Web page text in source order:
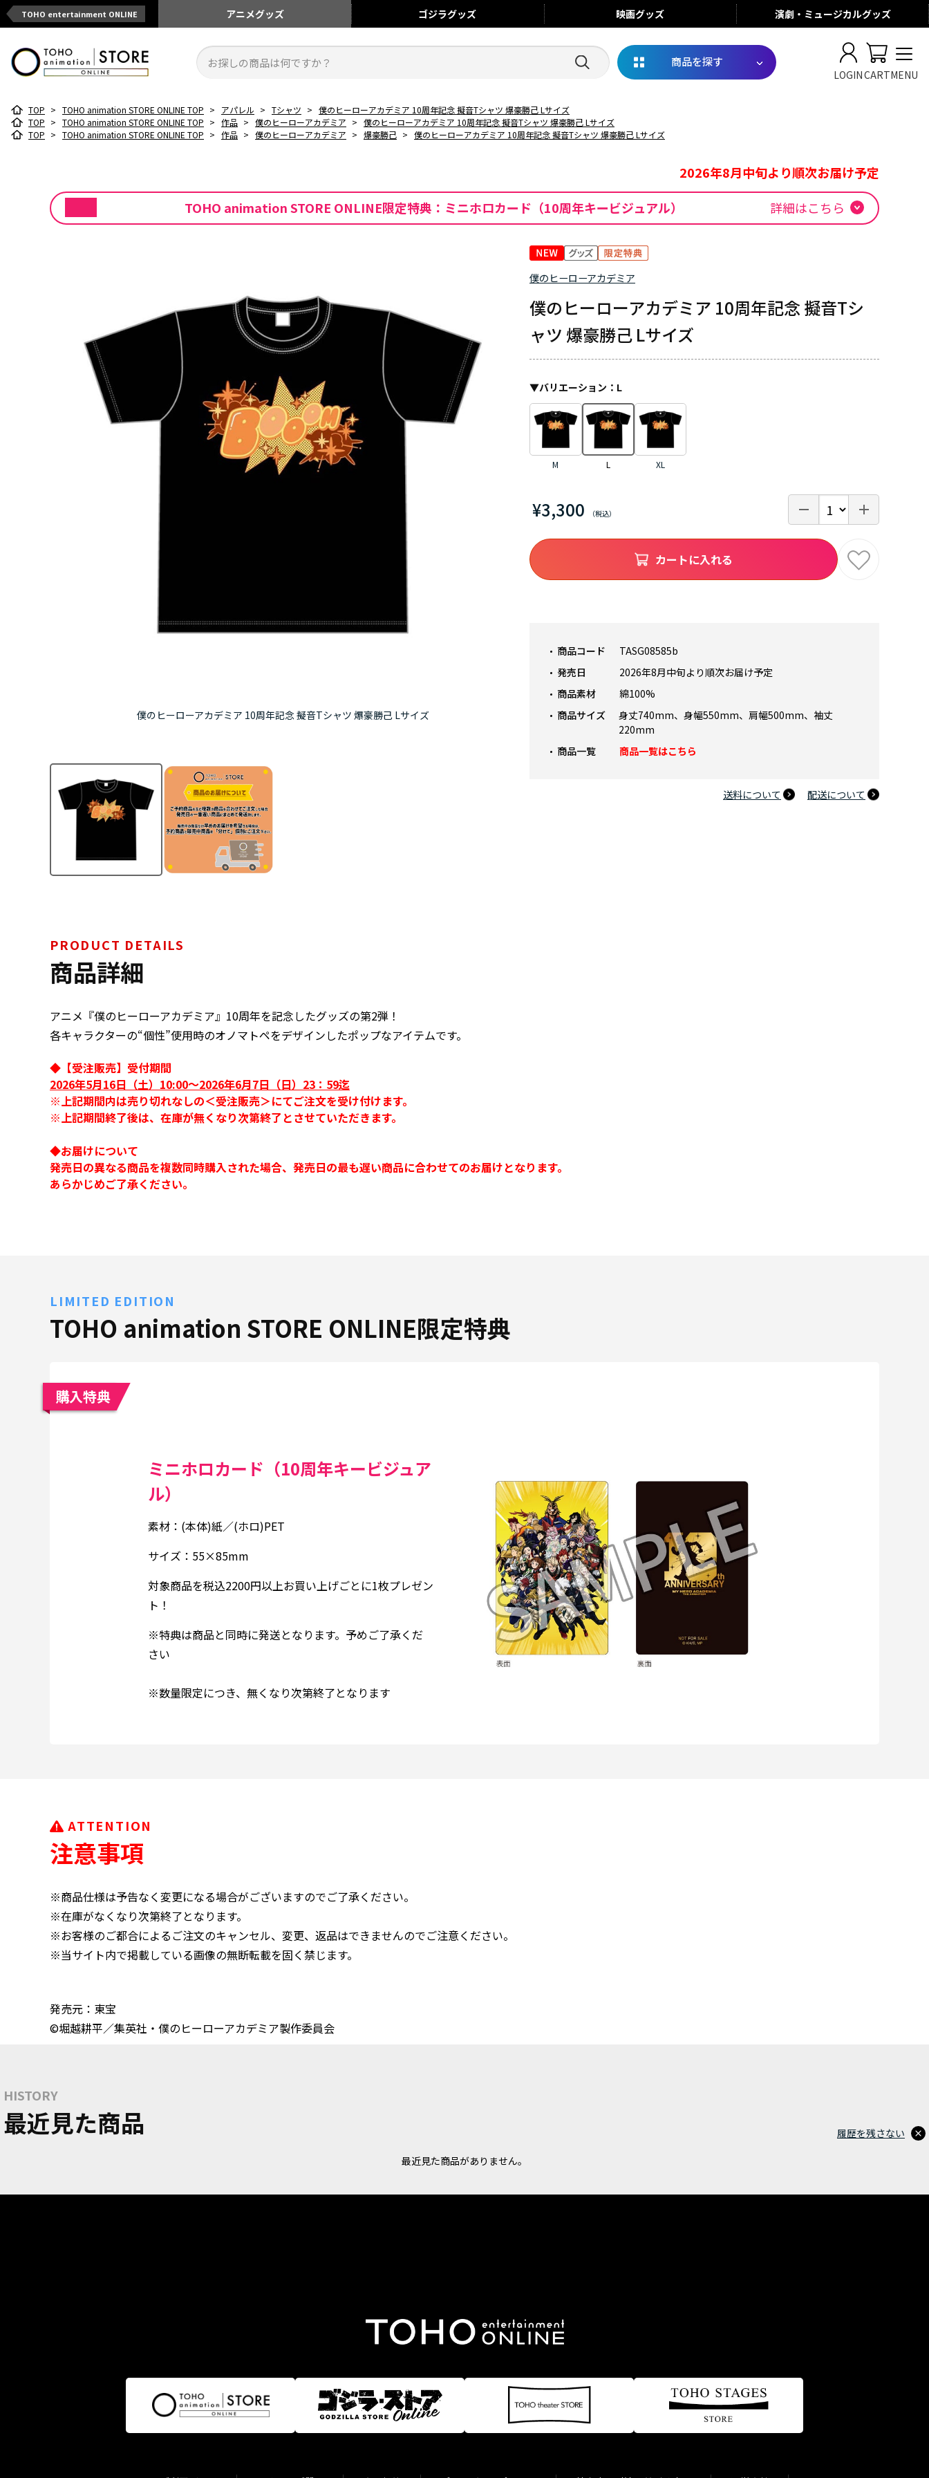
TOHO entertainment ONLINE アニメグッズ ゴジラグッズ 映画グッズ 演劇・ミュージカルグッズ
商品を探す
LOGINCARTMENU
TOP > TOHO animation STORE ONLINE TOP > アパレル > Tシャツ > 僕のヒーローアカデミア 10周年記念 擬音Tシャツ 爆豪勝己 Lサイズ
TOP > TOHO animation STORE ONLINE TOP > 作品 > 僕のヒーローアカデミア > 僕のヒーローアカデミア 10周年記念 擬音Tシャツ 爆豪勝己 Lサイズ
TOP > TOHO animation STORE ONLINE TOP > 作品 > 僕のヒーローアカデミア > 爆豪勝己 > 僕のヒーローアカデミア 10周年記念 擬音Tシャツ 爆豪勝己 Lサイズ
2026年8月中旬より順次お届け予定
TOHO animation STORE ONLINE限定特典：ミニホロカード（10周年キービジュアル）
詳細はこちら
僕のヒーローアカデミア 10周年記念 擬音Tシャツ 爆豪勝己 Lサイズ 僕のヒーローアカデミア 10周年記念 擬音Tシャツ 爆豪勝己 Lサイズ
僕のヒーローアカデミア
僕のヒーローアカデミア 10周年記念 擬音Tシ
ャツ 爆豪勝己 Lサイズ
¥3,300
商品コード
TASG08585b
発売日
2026年8月中旬より順次お届け予定
商品素材
綿100%
商品サイズ
身丈740mm、身幅550mm、肩幅500mm、袖丈
220mm
商品一覧
商品一覧はこちら
送料について 配送について
▼バリエーション ： L
M L XL
カートに入れる
PRODUCT DETAILS
商品詳細
アニメ『僕のヒーローアカデミア』10周年を記念したグッズの第2弾！
各キャラクターの“個性”使用時のオノマトペをデザインしたポップなアイテムです。
◆【受注販売】受付期間
2026年5月16日（土）10:00～2026年6月7日（日）23：59迄
※上記期間内は売り切れなしの＜受注販売＞にてご注文を受け付けます。
※上記期間終了後は、在庫が無くなり次第終了とさせていただきます。
◆お届けについて
発売日の異なる商品を複数同時購入された場合、発売日の最も遅い商品に合わせてのお届けとなります。
あらかじめご了承ください。
LIMITED EDITION
TOHO animation STORE ONLINE限定特典
購入特典
ミニホロカード（10周年キービジュア
ル）
素材：(本体)紙／(ホロ)PET
サイズ：55×85mm
対象商品を税込2200円以上お買い上げごとに1枚プレゼン
ト！
※特典は商品と同時に発送となります。予めご了承くだ
さい
※数量限定につき、無くなり次第終了となります
ATTENTION
注意事項
※商品仕様は予告なく変更になる場合がございますのでご了承ください。
※在庫がなくなり次第終了となります。
※お客様のご都合によるご注文のキャンセル、変更、返品はできませんのでご注意ください。
※当サイト内で掲載している画像の無断転載を固く禁じます。
発売元：東宝
©堀越耕平／集英社・僕のヒーローアカデミア製作委員会
HISTORY
最近見た商品
最近見た商品がありません。
履歴を残さない